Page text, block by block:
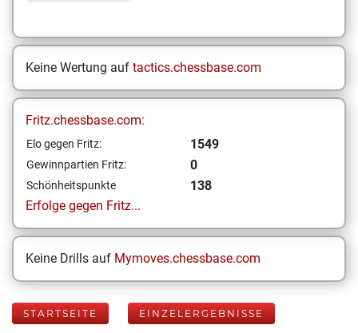
Keine Wertung auf tactics.chessbase.com
Fritz.chessbase.com:
Elo gegen Fritz: 1549
Gewinnpartien Fritz: 0
Schönheitspunkte
138
Erfolge gegen Fritz...
Keine Drills auf Mymoves.chessbase.com
STARTSEITE EINZELERGEBNISSE